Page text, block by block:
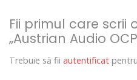
Fii primul care scrii
„Austrian Audio
Trebuie să fii autentificat